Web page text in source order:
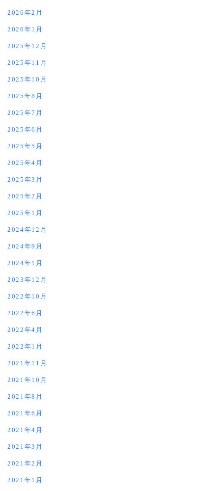
2026年2月
2026年1月
2025年12月
2025年11月
2025年10月
2025年8月
2025年7月
2025年6月
2025年5月
2025年4月
2025年3月
2025年2月
2025年1月
2024年12月
2024年9月
2024年1月
2023年12月
2022年10月
2022年6月
2022年4月
2022年1月
2021年11月
2021年10月
2021年8月
2021年6月
2021年4月
2021年3月
2021年2月
2021年1月